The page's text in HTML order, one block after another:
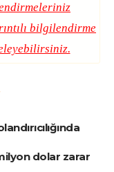
bilgilendirme
dolar zarar